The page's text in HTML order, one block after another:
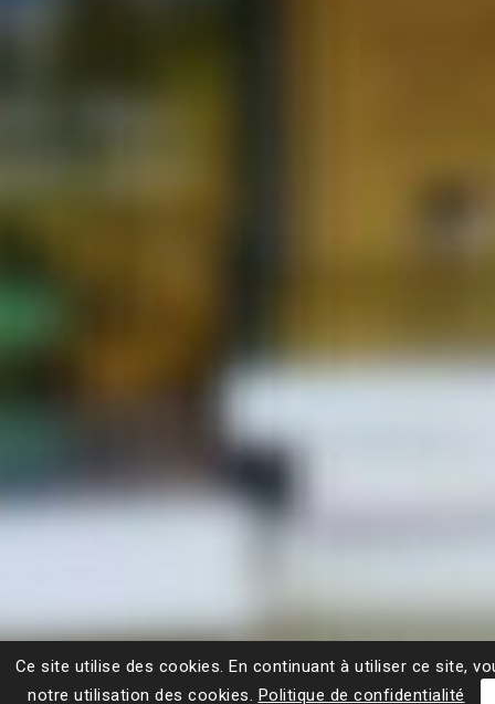
Ce site utilise des cookies. En continuant à utiliser ce site,
notre utilisation des cookies. Politique de confidentialité